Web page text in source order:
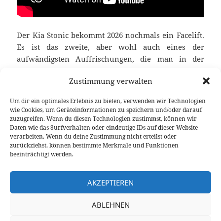
Zustimmung verwalten
Um dir ein optimales Erlebnis zu bieten, verwenden wir Technologien
wie Cookies, um Geräteinformationen zu speichern und/oder darauf
zuzugreifen. Wenn du diesen Technologien zustimmst, können wir
Daten wie das Surfverhalten oder eindeutige IDs auf dieser Website
verarbeiten. Wenn du deine Zustimmung nicht erteilst oder
zurückziehst, können bestimmte Merkmale und Funktionen
beeinträchtigt werden.
AKZEPTIEREN
ABLEHNEN
Der Kia Stonic bekommt 2026 nochmals ein Facelift.
Es ist das zweite, aber wohl auch eines der
aufwändigsten Auffrischungen, die man in der
Leben halten“, doch dafür bekommt der Kunde
macht, dass es der neue Kia Stonic sein soll. Aber
hier hört man nicht auf, denn selbst der Innenraum
samt komplettem Armaturenbrett ist ausgetauscht
worden. Da können die teuren Hersteller gerne ein
Auge drauf werfen.